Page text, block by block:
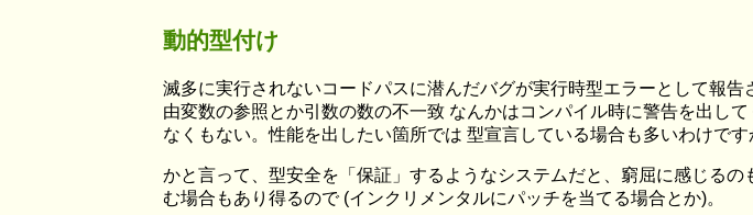
動的型付け
滅多に実行されないコードパスに潜んだバグが実行時型エラーとして報
由変数の参照とか引数の数の不一致 なんかはコンパイル時に警告を出し
なくもない。性能を出したい箇所では 型宣言している場合も多いわけです
かと言って、型安全を「保証」するようなシステムだと、窮屈に感じる
む場合もあり得るので (インクリメンタルにパッチを当てる場合とか)。